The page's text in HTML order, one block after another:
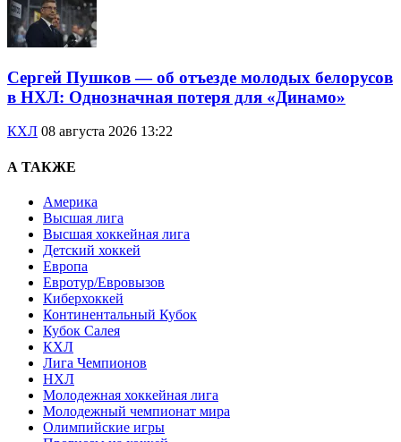
Сергей Пушков — об отъезде молодых белорусов
в НХЛ: Однозначная потеря для «Динамо»
КХЛ 08 августа 2026 13:22
А ТАКЖЕ
Америка
Высшая лига
Высшая хоккейная лига
Детский хоккей
Европа
Евротур/Евровызов
Киберхоккей
Континентальный Кубок
Кубок Салея
КХЛ
Лига Чемпионов
НХЛ
Молодежная хоккейная лига
Молодежный чемпионат мира
Олимпийские игры